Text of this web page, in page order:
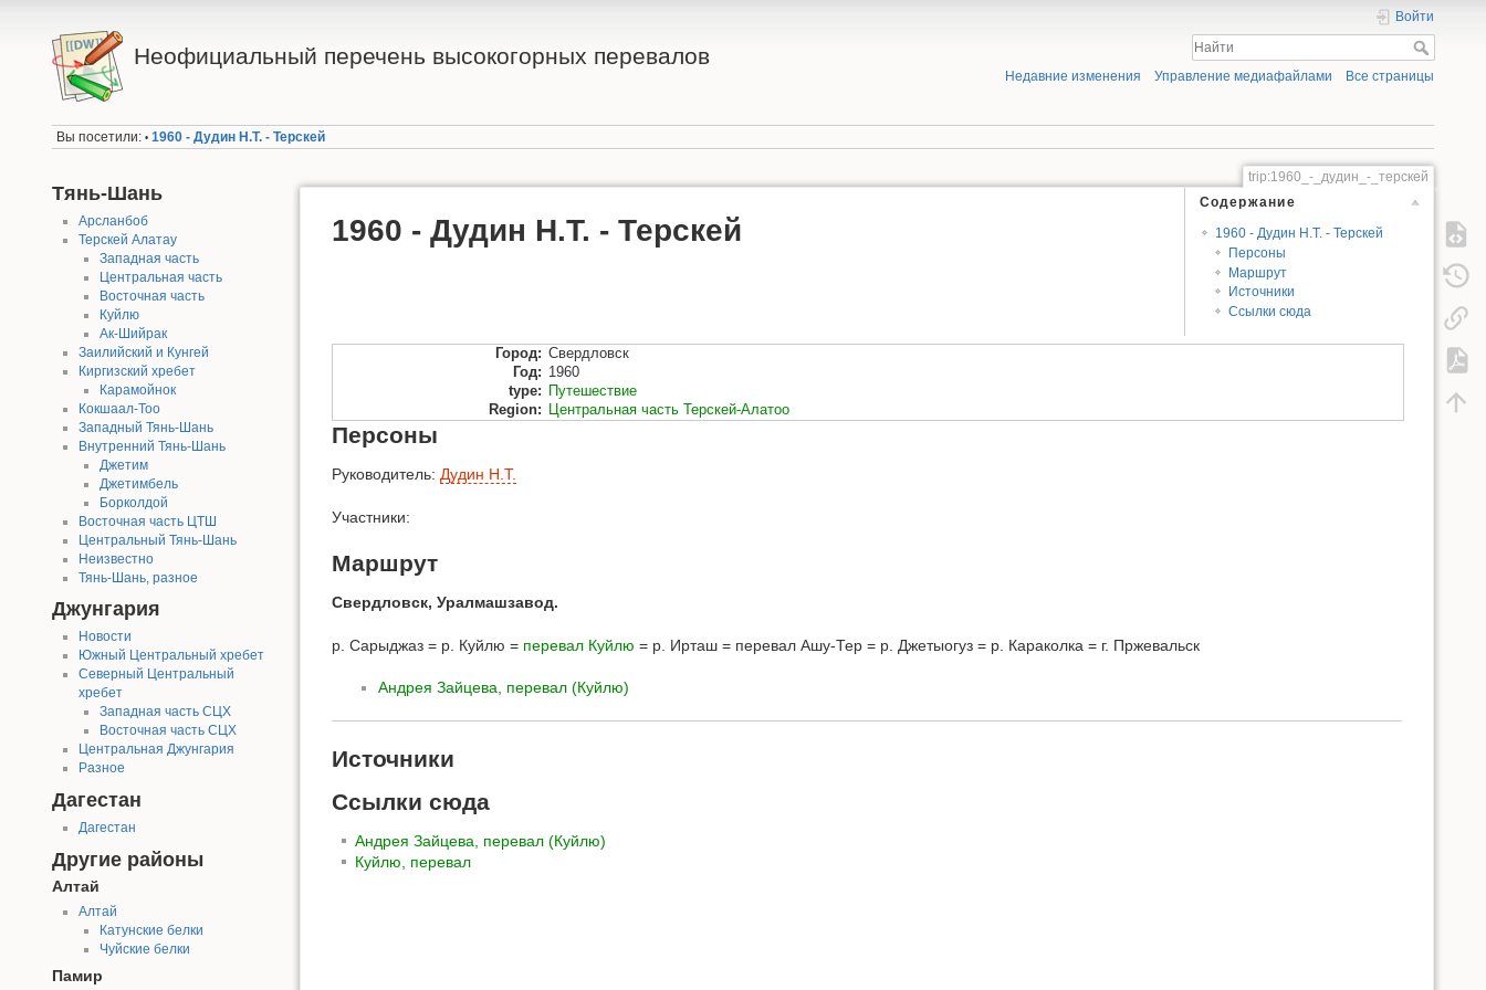
Неофициальный перечень высокогорных перевалов
Войти
Недавние изменения Управление медиафайлами Все страницы
Вы посетили: • 1960 - Дудин Н.Т. - Терскей
Тянь-Шань
Арсланбоб
Терскей Алатау
Западная часть
Центральная часть
Восточная часть
Куйлю
Ак-Шийрак
Заилийский и Кунгей
Киргизский хребет
Карамойнок
Кокшаал-Тоо
Западный Тянь-Шань
Внутренний Тянь-Шань
Джетим
Джетимбель
Борколдой
Восточная часть ЦТШ
Центральный Тянь-Шань
Неизвестно
Тянь-Шань, разное
Джунгария
Новости
Южный Центральный хребет
Северный Центральный
хребет
Западная часть СЦХ
Восточная часть СЦХ
Центральная Джунгария
Разное
Дагестан
Дагестан
Другие районы
Алтай
Алтай
Катунские белки
Чуйские белки
Памир
trip:1960_-_дудин_-_терскей
Содержание
1960 - Дудин Н.Т. - Терскей
Персоны
Маршрут
Источники
Ссылки сюда
1960 - Дудин Н.Т. - Терскей
Город: Свердловск
Год: 1960
type:
Путешествие
Region: Центральная часть Терскей-Алатоо
Персоны
Руководитель: Дудин Н.Т.
Участники:
Маршрут
Свердловск, Уралмашзавод.
р. Сарыджаз = р. Куйлю = перевал Куйлю = р. Ирташ = перевал Ашу-Тер = р. Джетыогуз = р. Караколка = г. Пржевальск
Андрея Зайцева, перевал (Куйлю)
Источники
Ссылки сюда
Андрея Зайцева, перевал (Куйлю)
Куйлю, перевал